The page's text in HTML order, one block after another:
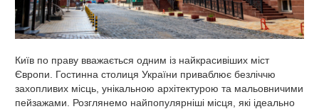
Київ по праву вважається одним із найкрасивіших міст
Європи. Гостинна столиця України приваблює безліччю
захопливих місць, унікальною архітектурою та мальовничими
пейзажами. Розглянемо найпопулярніші місця, які ідеально